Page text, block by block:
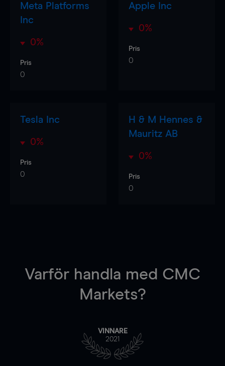
Meta Platforms
Inc
0%
Pris
0
Apple Inc
0%
Pris
0
Tesla Inc
0%
Pris
0
H & M Hennes &
Mauritz AB
0%
Pris
0
Varför handla med CMC
Markets?
VINNARE
2021